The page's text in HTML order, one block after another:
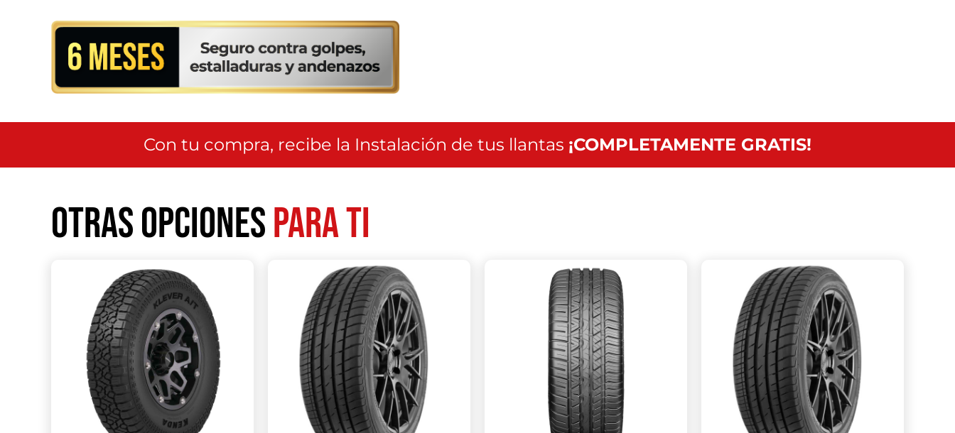
Con tu compra, recibe la Instalación de tus llantas ¡COMPLETAMENTE GRATIS!
Otras opcionespara ti